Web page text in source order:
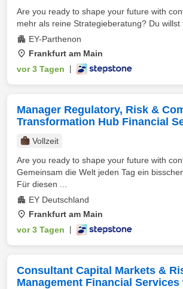
Are you ready to shape your future with
mehr als reine Strategieberatung? Du willst
EY-Parthenon
Frankfurt am Main
vor 3 Tagen
Manager Regulatory, Risk &
Transformation Hub Financial
Vollzeit
Are you ready to shape your future with
Gemeinsam die Welt jeden Tag ein
Für diesen ...
EY Deutschland
Frankfurt am Main
vor 3 Tagen
Consultant Capital Markets &
Management Financial Services